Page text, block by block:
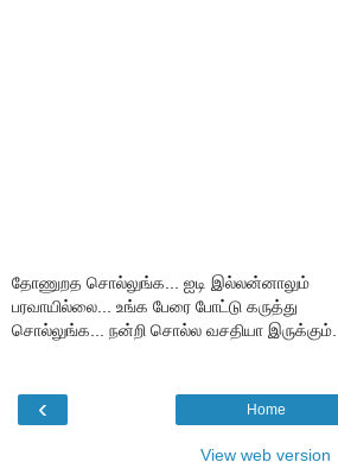
தோணுறத சொல்லுங்க... ஐடி இல்லன்னாலும்
பரவாயில்லை... உங்க பேரை போட்டு கருத்து
சொல்லுங்க... நன்றி சொல்ல வசதியா இருக்கும்...
‹ Home
View web version